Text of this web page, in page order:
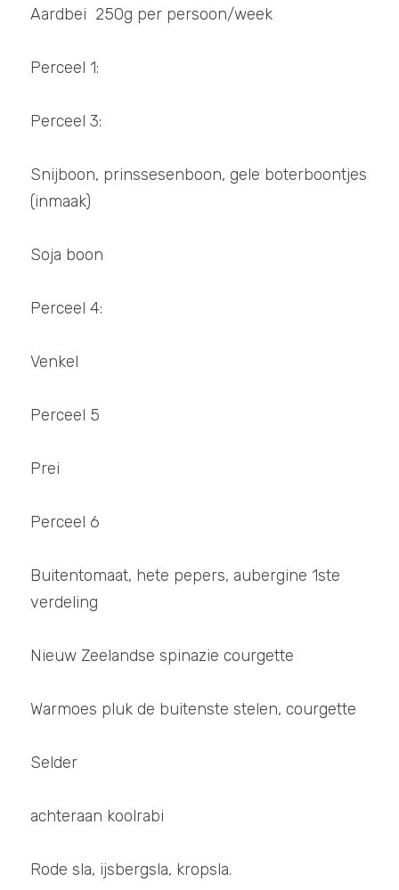
Aardbei 250g per persoon/week
Perceel 1:
Perceel 3:
Snijboon, prinssesenboon, gele boterboontjes
(inmaak)
Soja boon
Perceel 4:
Venkel
Perceel 5
Prei
Perceel 6
Buitentomaat, hete pepers, aubergine 1ste
verdeling
Nieuw Zeelandse spinazie courgette
Warmoes pluk de buitenste stelen, courgette
Selder
achteraan koolrabi
Rode sla, ijsbergsla, kropsla.